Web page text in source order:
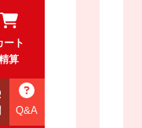
ート
算
Q&A